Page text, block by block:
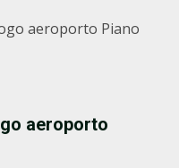
aeroporto Piano
aeroporto